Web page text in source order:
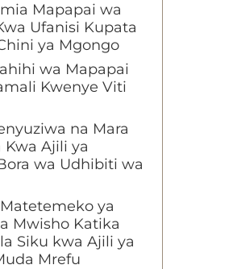
Mapapai wa
Ufanisi Kupata
ya Mgongo
wa Mapapai
Kwenye Viti
na Mara
Kwa Ajili ya
wa Udhibiti wa
ya
Mwisho Katika
Siku kwa Ajili ya
Mrefu